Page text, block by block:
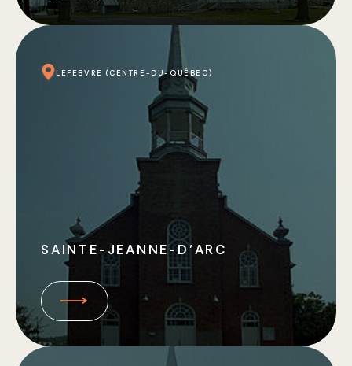
LEFEBVRE (CENTRE-DU-QUÉBEC)
SAINTE-JEANNE-D’ARC